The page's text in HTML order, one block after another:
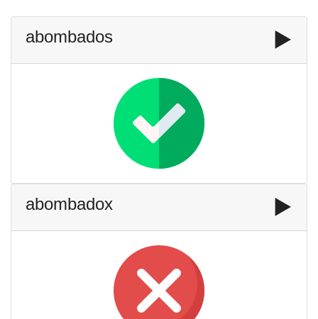
abombados ▶️
abombadox ▶️